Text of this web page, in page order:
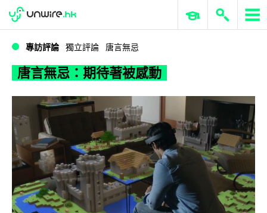
唐言無忌：期待著被感動
WWDC 2026 ERP 與商業 AI
專訪評論 獨立評論 唐言無忌
唐言無忌：期待著被感動